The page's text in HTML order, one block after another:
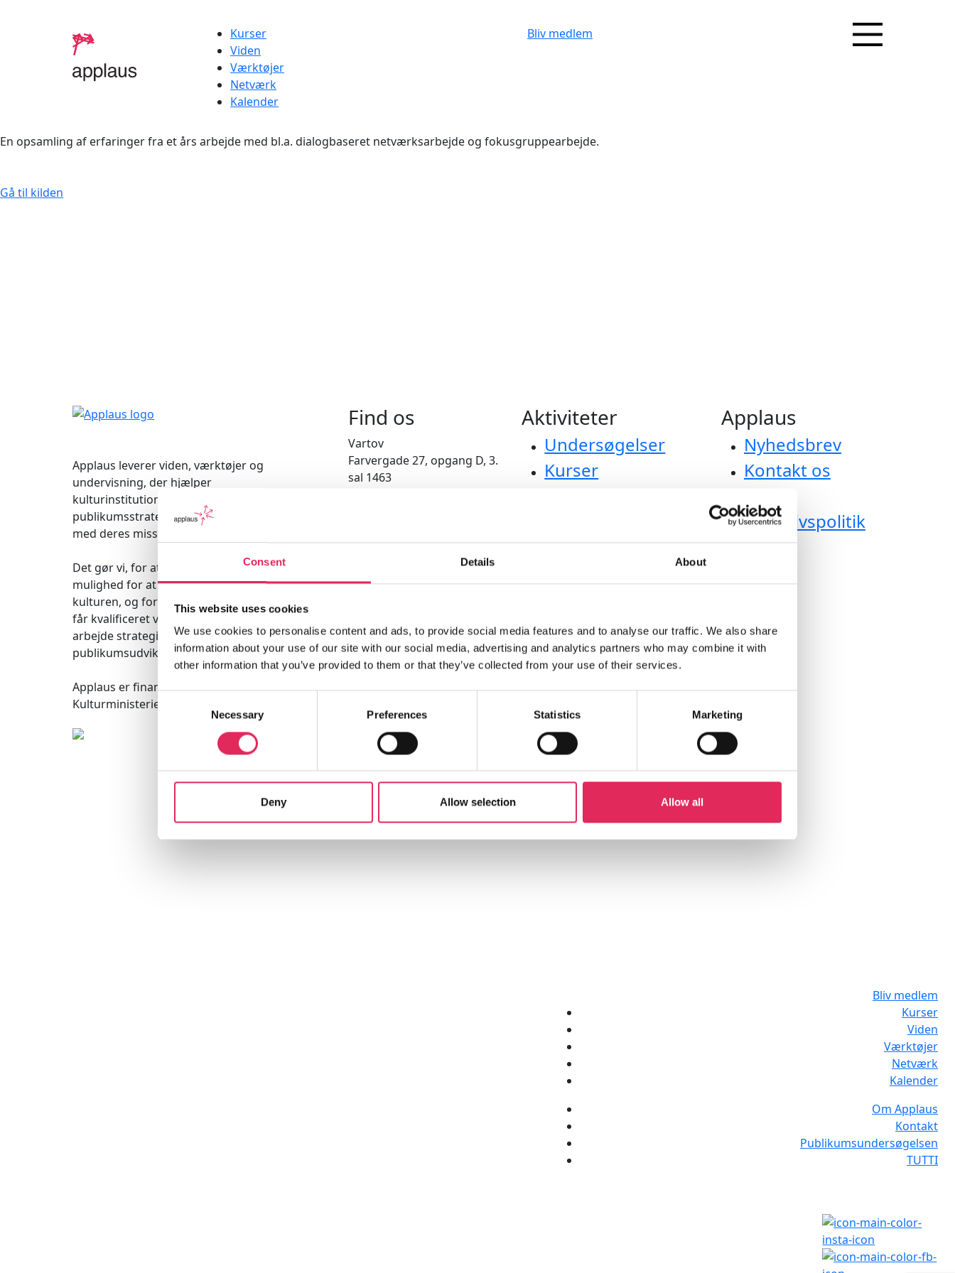
Consent Details About
This website uses cookies
We use cookies to personalise content and ads, to provide social media features and to analyse our traffic. We also share
information about your use of our site with our social media, advertising and analytics partners who may combine it with
other information that you’ve provided to them or that they’ve collected from your use of their services.
Necessary Preferences Statistics Marketing
Deny Allow selection Allow all
Kurser
Viden
Værktøjer
Netværk
Kalender
Bliv medlem
En opsamling af erfaringer fra et års arbejde med bl.a. dialogbaseret netværksarbejde og fokusgruppearbejde.
Gå til kilden
Applaus leverer viden, værktøjer og
undervisning, der hjælper
kulturinstitutioner med at udvikle deres
publikumsstrategi i overensstemmelse
med deres mission.
Det gør vi, for at endnu flere borgere får
mulighed for at møde kunsten og
kulturen, og for at kulturinstitutionerne
får kvalificeret viden og inspiration til
arbejde strategisk med
publikumsudvikling.
Applaus er finansieret af
Kulturministeriet.
Find os
Vartov
Farvergade 27, opgang D, 3.
sal 1463
Aktiviteter
Undersøgelser
Kurser
Bliv medlem af
Applaus
Nyhedsbrev
Kontakt os
Privatlivspolitik
Bliv medlem
Kurser
Viden
Værktøjer
Netværk
Kalender
Om Applaus
Kontakt
Publikumsundersøgelsen
TUTTI